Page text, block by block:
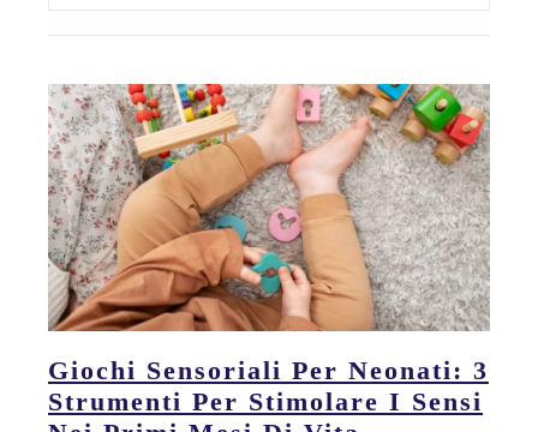
Giochi Sensoriali Per Neonati: 3
Strumenti Per Stimolare I Sensi